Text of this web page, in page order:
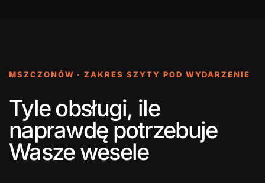
MSZCZONÓW · ZAKRES SZYTY POD WYDARZENIE
Tyle obsługi, ile
naprawdę potrzebuje
Wasze wesele